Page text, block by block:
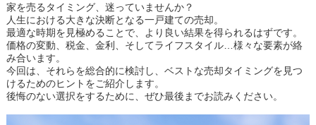
家を売るタイミング、迷っていませんか？
人生における大きな決断となる一戸建ての売却。
最適な時期を見極めることで、より良い結果を得られるはずです。
価格の変動、税金、金利、そしてライフスタイル…様々な要素が絡
み合います。
今回は、それらを総合的に検討し、ベストな売却タイミングを見つ
けるためのヒントをご紹介します。
後悔のない選択をするために、ぜひ最後までお読みください。